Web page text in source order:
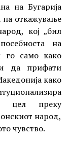
на Бугарија
на откажување
кој „бил
на
го само како
да прифати
како
цел преку
народ,
чувство.